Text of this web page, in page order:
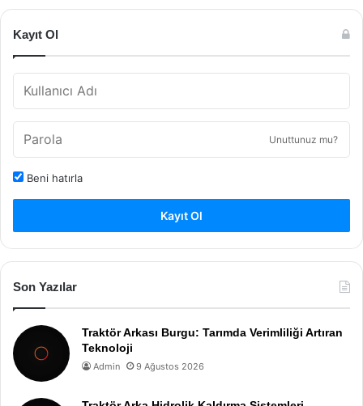
Kayıt Ol
Unuttunuz mu?
Beni hatırla
Kayıt Ol
Son Yazılar
Traktör Arkası Burgu: Tarımda Verimliliği Artıran
Teknoloji
Admin 9 Ağustos 2026